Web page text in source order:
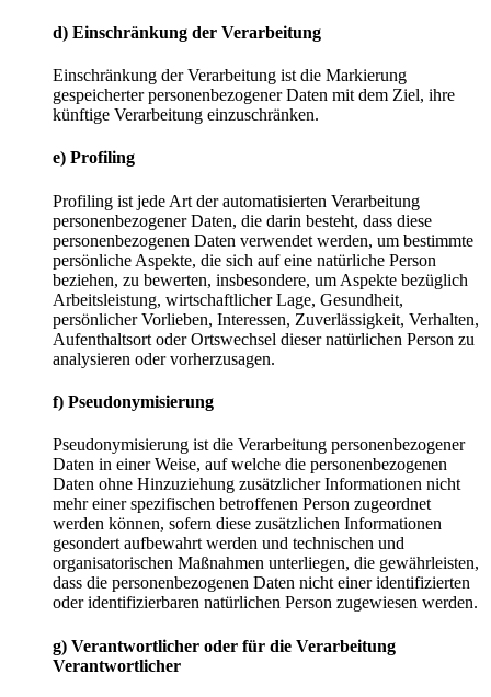
d) Einschränkung der Verarbeitung
Einschränkung der Verarbeitung ist die Markierung
gespeicherter personenbezogener Daten mit dem Ziel, ihre
künftige Verarbeitung einzuschränken.
e) Profiling
Profiling ist jede Art der automatisierten Verarbeitung
personenbezogener Daten, die darin besteht, dass diese
personenbezogenen Daten verwendet werden, um bestimmte
persönliche Aspekte, die sich auf eine natürliche Person
beziehen, zu bewerten, insbesondere, um Aspekte bezüglich
Arbeitsleistung, wirtschaftlicher Lage, Gesundheit,
persönlicher Vorlieben, Interessen, Zuverlässigkeit, Verhalten,
Aufenthaltsort oder Ortswechsel dieser natürlichen Person zu
analysieren oder vorherzusagen.
f) Pseudonymisierung
Pseudonymisierung ist die Verarbeitung personenbezogener
Daten in einer Weise, auf welche die personenbezogenen
Daten ohne Hinzuziehung zusätzlicher Informationen nicht
mehr einer spezifischen betroffenen Person zugeordnet
werden können, sofern diese zusätzlichen Informationen
gesondert aufbewahrt werden und technischen und
organisatorischen Maßnahmen unterliegen, die gewährleisten,
dass die personenbezogenen Daten nicht einer identifizierten
oder identifizierbaren natürlichen Person zugewiesen werden.
g) Verantwortlicher oder für die Verarbeitung
Verantwortlicher